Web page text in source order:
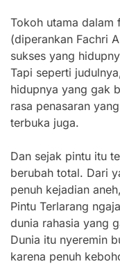
Tokoh utama dalam
(diperankan Fachri
sukses yang
Tapi seperti
hidupnya yang gak
rasa penasaran
terbuka juga.
Dan sejak pintu itu
berubah total. Dari
penuh kejadian
Pintu Terlarang
dunia rahasia yang
Dunia itu nyeremin
karena penuh